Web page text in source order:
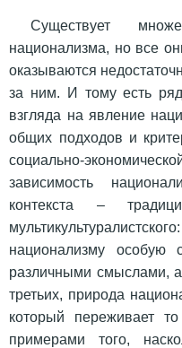
Существует
национализма, но все
оказываются
за ним. И тому есть
взгляда на явление
общих подходов и
социально-
зависимость
контекста –
национализму особую
различными смыслами,
третьих, природа
который переживает
примерами того,